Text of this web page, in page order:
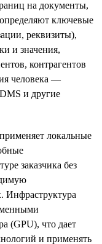
на документы,
ключевые
реквизиты),
и значения,
контрагентов
человека —
и другие
локальные
заказчика без
Инфраструктура
(GPU), что дает
и применять